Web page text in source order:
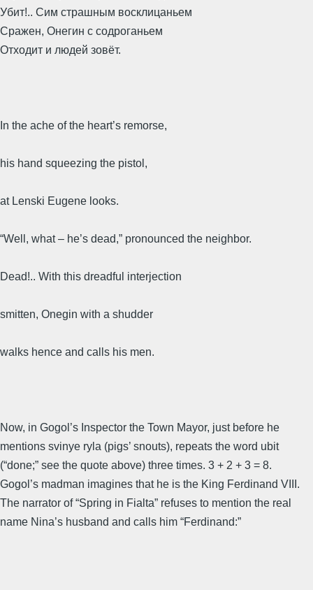
Убит!.. Сим страшным восклицаньем
Сражен, Онегин с содроганьем
Отходит и людей зовёт.
In the ache of the heart’s remorse,
his hand squeezing the pistol,
at Lenski Eugene looks.
“Well, what – he’s dead,” pronounced the neighbor.
Dead!.. With this dreadful interjection
smitten, Onegin with a shudder
walks hence and calls his men.
Now, in Gogol’s Inspector the Town Mayor, just before he
mentions svinye ryla (pigs’ snouts), repeats the word ubit
(“done;” see the quote above) three times. 3 + 2 + 3 = 8.
Gogol’s madman imagines that he is the King Ferdinand VIII.
The narrator of “Spring in Fialta” refuses to mention the real
name Nina’s husband and calls him “Ferdinand:”